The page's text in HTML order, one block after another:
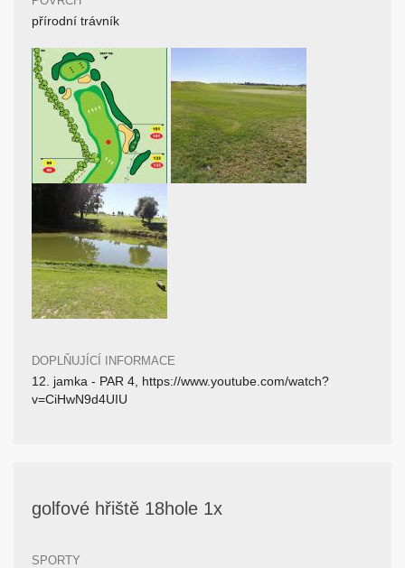
přírodní trávník
DOPLŇUJÍCÍ INFORMACE
12. jamka - PAR 4, https://www.youtube.com/watch?
v=CiHwN9d4UIU
golfové hřiště 18hole 1x
SPORTY